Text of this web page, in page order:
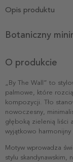
Opis produktu
Botaniczny
O produkcie
„By The Wall” to
palmowe, które
kompozycji. Tło
nowoczesny,
głęboką zielenią liści
wyjątkowo harmonijny
Motyw wprowadza
stylu skandynawskim,